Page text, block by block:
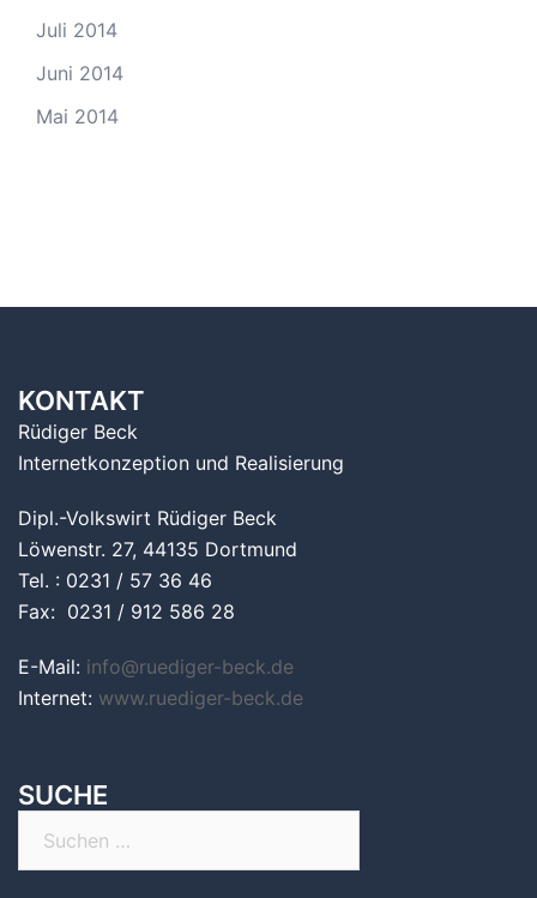
Juli 2014
Juni 2014
Mai 2014
KONTAKT
Rüdiger Beck
Internetkonzeption und Realisierung
Dipl.-Volkswirt Rüdiger Beck
Löwenstr. 27, 44135 Dortmund
Tel. : 0231 / 57 36 46
Fax: 0231 / 912 586 28
E-Mail: info@ruediger-beck.de
Internet: www.ruediger-beck.de
SUCHE